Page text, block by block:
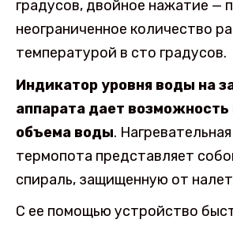
градусов, двойное нажатие —
неограниченное количество
температурой в сто градусов.
Индикатор уровня воды на
аппарата дает возможность
объема воды.
термопота представляет
спираль, защищенную от
С ее помощью устройство